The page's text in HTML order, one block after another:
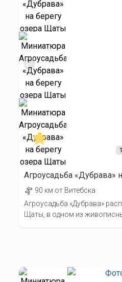
1
Агроусадьба «Дубрава»
90 км от Витебска
Агроусадьба «Дубрава»
Щаты, в одном из